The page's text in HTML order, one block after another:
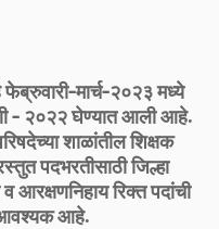
फेब्रुवारी-मार्च-२०२३ मध्ये
- २०२२ घेण्यात आली आहे.
शाळांतील शिक्षक
पदभरतीसाठी जिल्हा
आरक्षणनिहाय रिक्त पदांची
आवश्यक आहे.